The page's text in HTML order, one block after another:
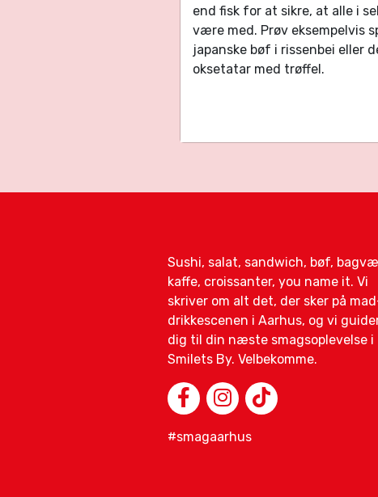
end fisk for at sikre, at alle i
være med. Prøv eksempelvis
japanske bøf i rissenbei eller
oksetatar med trøffel.
Sushi, salat, sandwich, bøf,
kaffe, croissanter, you name it. Vi
skriver om alt det, der sker på
drikkescenen i Aarhus, og vi
dig til din næste smagsoplevelse i
Smilets By. Velbekomme.
#smagaarhus